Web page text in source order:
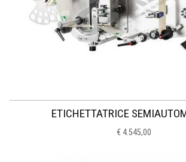
ETICHETTATRICE
€ 4.545,00